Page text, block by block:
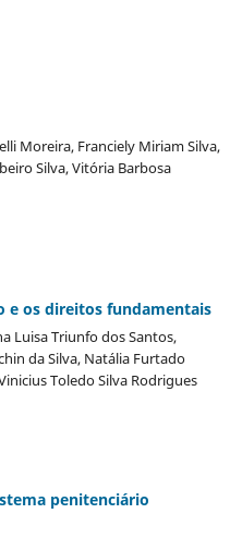
Moreira, Franciely Miriam Silva,
Silva, Vitória Barbosa
e os direitos fundamentais
Luisa Triunfo dos Santos,
da Silva, Natália Furtado
Toledo Silva Rodrigues
penitenciário